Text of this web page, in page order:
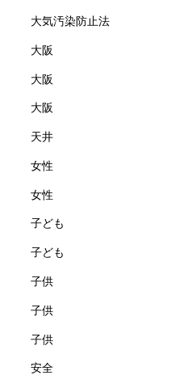
大気汚染防止法
大阪
大阪
大阪
天井
女性
女性
子ども
子ども
子供
子供
子供
安全